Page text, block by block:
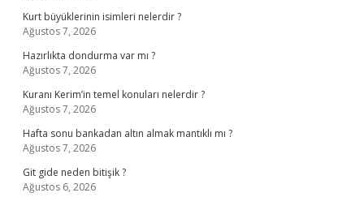
Kurt büyüklerinin isimleri nelerdir ?
Ağustos 7, 2026
Hazırlıkta dondurma var mı ?
Ağustos 7, 2026
Kuranı Kerim’in temel konuları nelerdir ?
Ağustos 7, 2026
Hafta sonu bankadan altın almak mantıklı mı ?
Ağustos 7, 2026
Git gide neden bitişik ?
Ağustos 6, 2026